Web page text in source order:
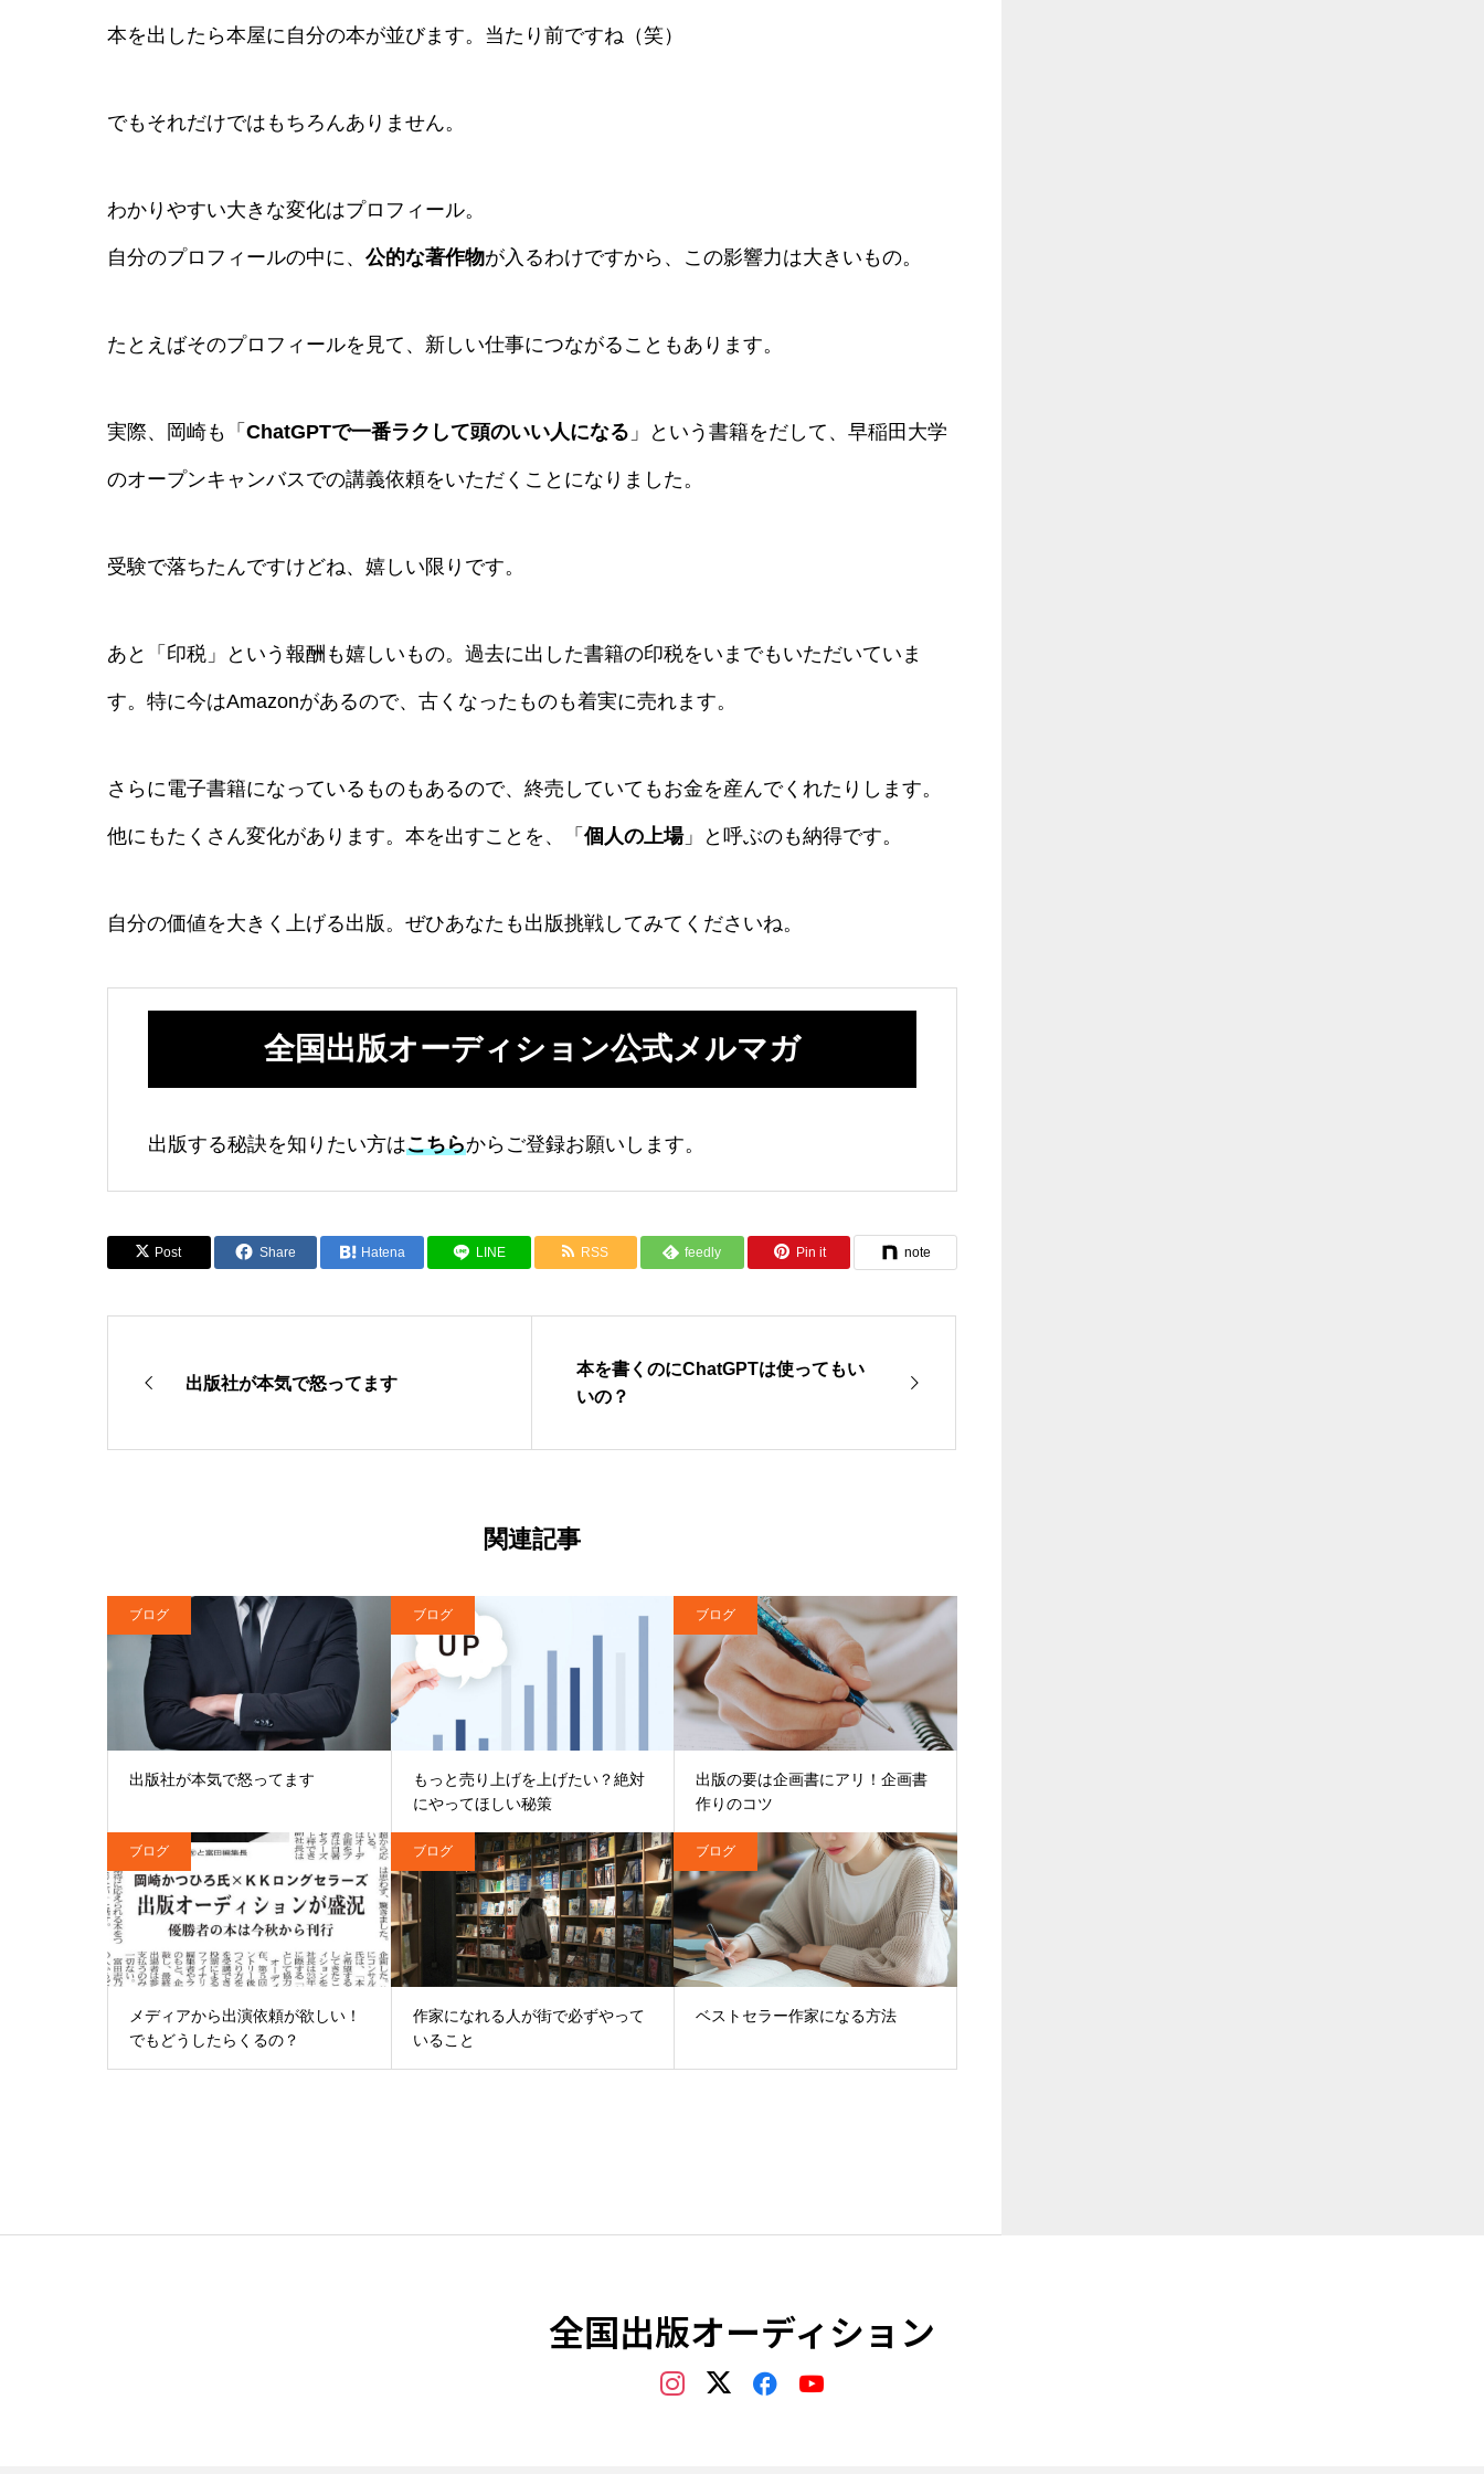
本を出したら本屋に自分の本が並びます。当たり前ですね（笑）
でもそれだけではもちろんありません。
わかりやすい大きな変化はプロフィール。
自分のプロフィールの中に、 公的な著作物が入るわけですから、この影響力は大きいもの。
たとえばそのプロフィールを見て、新しい仕事につながることもあります。
実際、岡崎も「 ChatGPTで一番ラクして頭のいい人になる 」という書籍をだして、早稲田大学
のオープンキャンバスでの講義依頼をいただくことにな りました。
受験で落ちたんですけどね、嬉しい限りです。
あと「印税」という報酬も嬉しいもの。過去に出した書籍の印税をいまでもいただいていま
す。特に今はAmazonがあるので、古くなったものも着実に売れます。
さらに電子書籍になっているものもあるので、終売していてもお金を産んでくれたりします。
他にもたくさん変化があります。本を出すことを、「 個人の上場」と呼ぶのも納得です。
自分の価値を大きく上げる出版。ぜひあなたも出版挑戦してみてくださいね。
全国出版オーディション公式メルマガ
出版する秘訣を知りたい方はこちらからご登録お願いします。
Post Share Hatena LINE RSS feedly Pin it note
出版社が本気で怒ってます
本を書くのにChatGPTは使ってもい
いの？
関連記事
ブログ
出版社が本気で怒ってます
ブログ
もっと売り上げを上げたい？絶対
にやってほしい秘策
ブログ
出版の要は企画書にアリ！企画書
作りのコツ
ブログ
メディアから出演依頼が欲しい！
でもどうしたらくるの？
ブログ
作家になれる人が街で必ずやって
いること
ブログ
ベストセラー作家になる方法
全国出版オーディション